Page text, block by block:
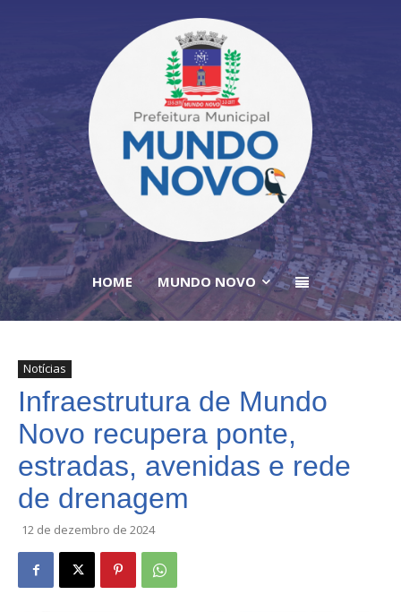
HOME MUNDO NOVO
Notícias
Infraestrutura de Mundo
Novo recupera ponte,
estradas, avenidas e rede
de drenagem
12 de dezembro de 2024